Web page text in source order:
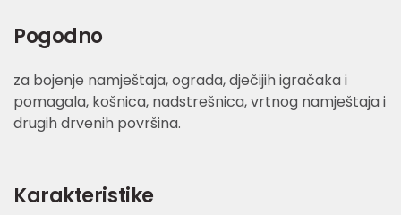
Pogodno
za bojenje namještaja, ograda, dječijih igračaka i
pomagala, košnica, nadstrešnica, vrtnog namještaja i
drugih drvenih površina.
Karakteristike